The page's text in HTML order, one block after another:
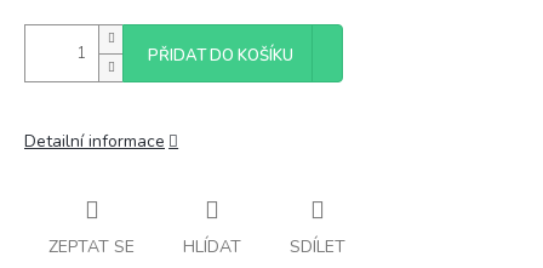
PŘIDAT DO KOŠÍKU
Detailní informace
ZEPTAT SE HLÍDAT SDÍLET